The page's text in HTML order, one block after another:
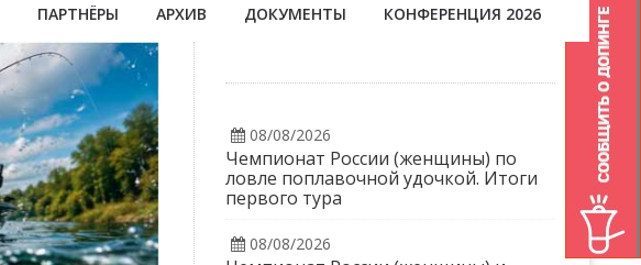
ПАРТНЁРЫ АРХИВ ДОКУМЕНТЫ КОНФЕРЕНЦИЯ 2026
08/08/2026
Чемпионат России (женщины) по
ловле поплавочной удочкой. Итоги
первого тура
08/08/2026